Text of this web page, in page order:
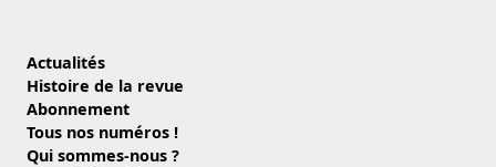
Actualités
Histoire de la revue
Abonnement
Tous nos numéros !
Qui sommes-nous ?